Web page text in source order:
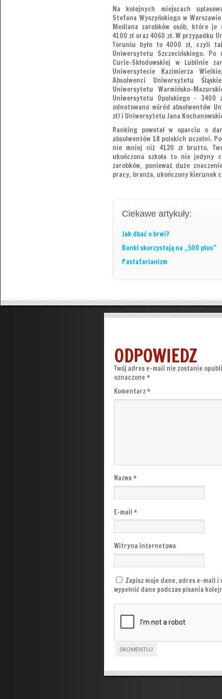
Na kolejnych miejscach
Stefana Wyszyńskiego w
Mediana zarobków osób, które je
4100 zł oraz 4060 zł. W przypadku
Toruniu było to 4000 zł, czyli
Uniwersytetu Szczecińskiego.
Curie-Skłodowskiej w Lublinie
Uniwersytecie Kazimierza
Absolwenci Uniwersytetu
Uniwersytetu Warmińsko-
Uniwersytetu Opolskiego – 3400
odnotowano wśród absolwentów
zł) i Uniwersytetu Jana
Ranking powstał w oparciu o
absolwentów 18 polskich uczelni.
nie mniej niż 4120 zł brutto.
ukończona szkoła to nie jedyny
zarobków, ponieważ duże
pracy, branża, ukończony kierunek
Ciekawe artykuły:
Jak dbać o brwi?
Banki skorzystają na „500 plus”
Pastafarianizm
ODPOWIEDZ
Twój adres e-mail nie zostanie
oznaczone *
Komentarz*
Nazwa *
E-mail *
Witryna internetowa
Zapisz moje dane, adres e-mail
wypełnić dane podczas pisania